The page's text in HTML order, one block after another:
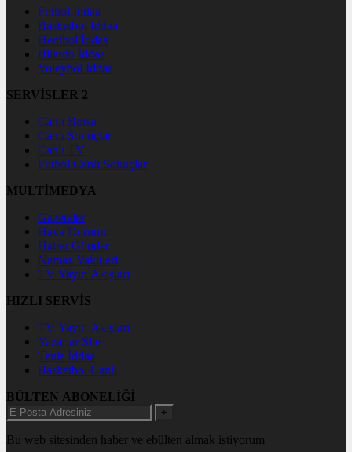
Futbol İddaa
Basketbol İddaa
Hentbol İddaa
Bilardo İddaa
Voleybol İddaa
SERVİSLER 2
Canlı Borsa
Canlı Sonuçlar
Canlı TV
Futbol Canlı Sonuçlar
MULTİMEDYA
Gazeteler
Hava Durumu
Haber Gönder
Namaz Vakitleri
TV Yayın Akışları
HIZLI SERVİS
TV Yayın Akışları
Yazarlar Site
Tenis İddaa
Basketbol Canlı
BÜLTEN ABONELİĞİ
+
Bu web sitesinden haber ve ebülten almak istiyorum